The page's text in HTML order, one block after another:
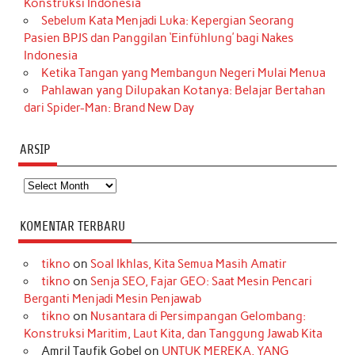
Konstruksi Indonesia
Sebelum Kata Menjadi Luka: Kepergian Seorang
Pasien BPJS dan Panggilan ‘Einfühlung’ bagi Nakes
Indonesia
Ketika Tangan yang Membangun Negeri Mulai Menua
Pahlawan yang Dilupakan Kotanya: Belajar Bertahan
dari Spider-Man: Brand New Day
ARSIP
Arsip
KOMENTAR TERBARU
tikno on Soal Ikhlas, Kita Semua Masih Amatir
tikno on Senja SEO, Fajar GEO: Saat Mesin Pencari
Berganti Menjadi Mesin Penjawab
tikno on Nusantara di Persimpangan Gelombang:
Konstruksi Maritim, Laut Kita, dan Tanggung Jawab Kita
Amril Taufik Gobel on UNTUK MEREKA, YANG